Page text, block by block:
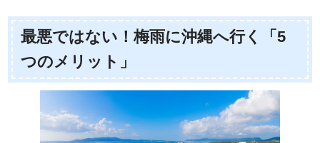
最悪ではない！梅雨に沖縄へ行く「5
つのメリット」